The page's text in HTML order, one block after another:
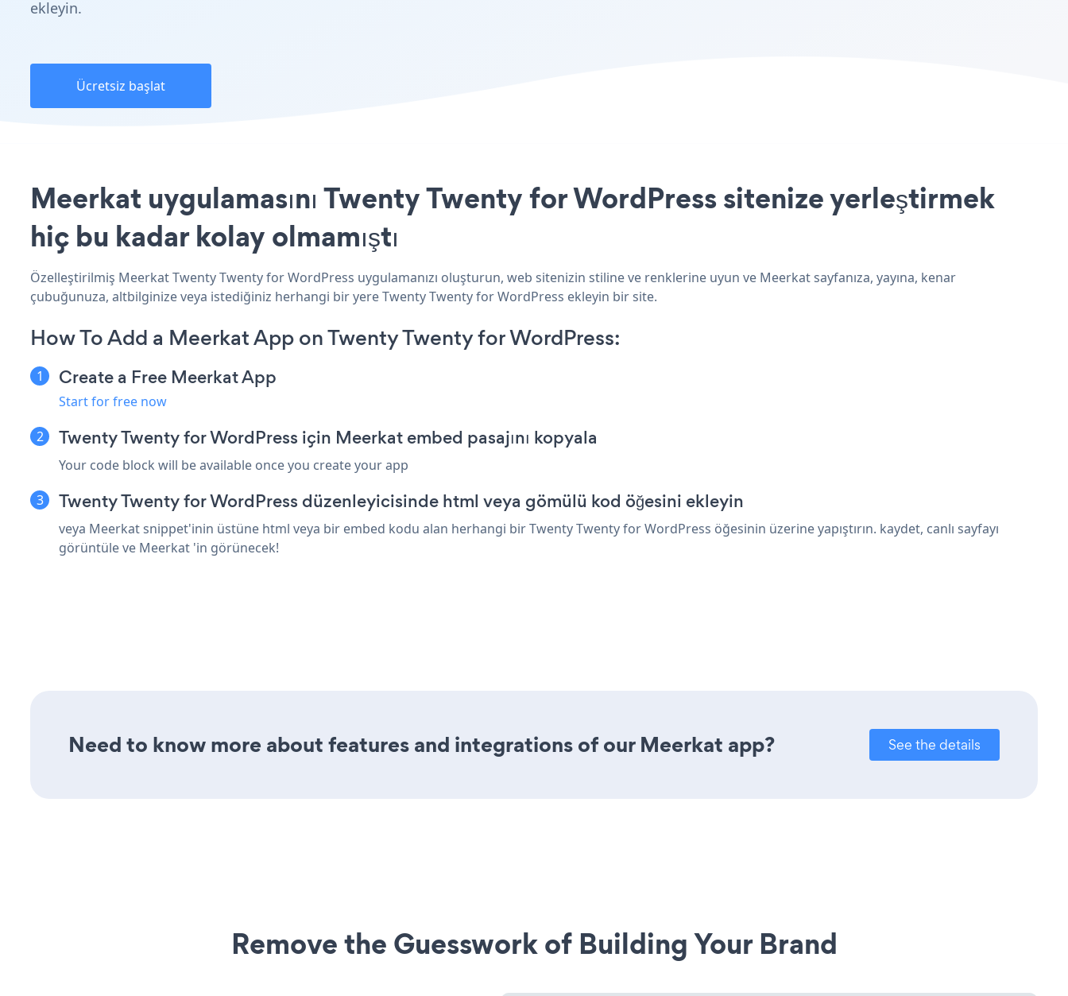
ekleyin.
Ücretsiz başlat
Meerkat uygulamasını Twenty Twenty for WordPress sitenize yerleştirmek
hiç bu kadar kolay olmamıştı
Özelleştirilmiş Meerkat Twenty Twenty for WordPress uygulamanızı oluşturun, web sitenizin stiline ve renklerine uyun ve Meerkat sayfanıza, yayına, kenar
çubuğunuza, altbilginize veya istediğiniz herhangi bir yere Twenty Twenty for WordPress ekleyin bir site.
How To Add a Meerkat App on Twenty Twenty for WordPress:
Create a Free Meerkat App
Start for free now
Twenty Twenty for WordPress için Meerkat embed pasajını kopyala
Your code block will be available once you create your app
Twenty Twenty for WordPress düzenleyicisinde html veya gömülü kod öğesini ekleyin
veya Meerkat snippet'inin üstüne html veya bir embed kodu alan herhangi bir Twenty Twenty for WordPress öğesinin üzerine yapıştırın. kaydet, canlı sayfayı
görüntüle ve Meerkat 'in görünecek!
Need to know more about features and integrations of our Meerkat app? See the details
Remove the Guesswork of Building Your Brand